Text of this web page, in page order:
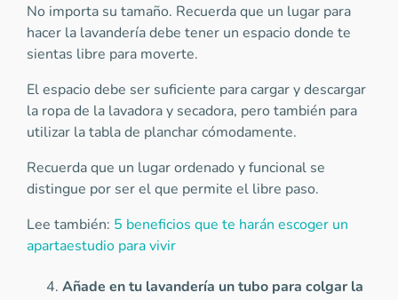
No importa su tamaño. Recuerda que un lugar para
hacer la lavandería debe tener un espacio donde te
sientas libre para moverte.
El espacio debe ser suficiente para cargar y descargar
la ropa de la lavadora y secadora, pero también para
utilizar la tabla de planchar cómodamente.
Recuerda que un lugar ordenado y funcional se
distingue por ser el que permite el libre paso.
Lee también: 5 beneficios que te harán escoger un
apartaestudio para vivir
Añade en tu lavandería un tubo para colgar la